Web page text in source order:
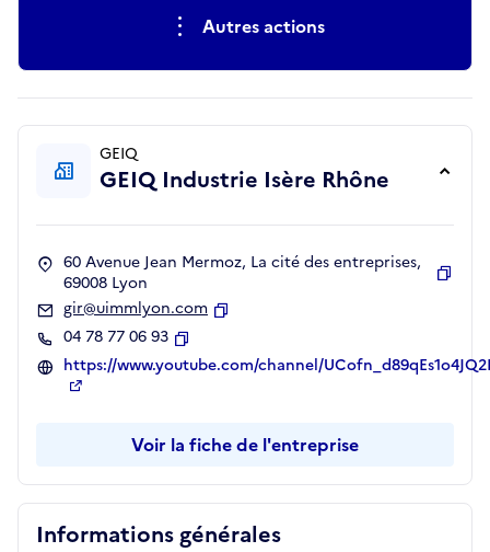
Autres actions
Informations générales
GEIQ
GEIQ Industrie Isère Rhône
60 Avenue Jean Mermoz, La cité des entreprises,
69008 Lyon
gir@uimmlyon.com
04 78 77 06 93
Copier
https://www.youtube.com/channel/
Voir la fiche de l'entreprise